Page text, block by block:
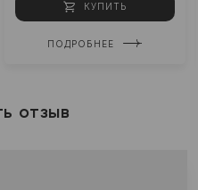
КУПИТЬ
ПОДРОБНЕЕ
отзыв